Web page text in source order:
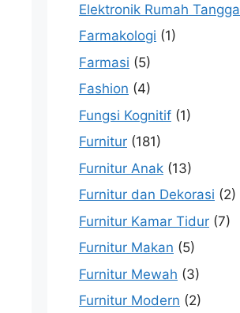
Elektronik Rumah Tangga
Farmakologi (1)
Farmasi (5)
Fashion (4)
Fungsi Kognitif (1)
Furnitur (181)
Furnitur Anak (13)
Furnitur dan Dekorasi (2)
Furnitur Kamar Tidur (7)
Furnitur Makan (5)
Furnitur Mewah (3)
Furnitur Modern (2)